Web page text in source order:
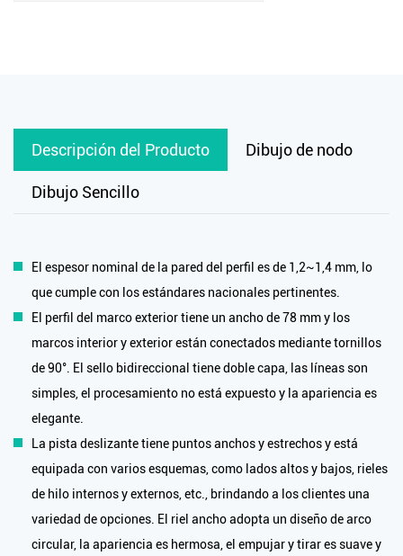
Descripción del Producto Dibujo de nodo
Dibujo Sencillo
El espesor nominal de la pared del perfil es de 1,2~1,4 mm, lo
que cumple con los estándares nacionales pertinentes.
El perfil del marco exterior tiene un ancho de 78 mm y los
marcos interior y exterior están conectados mediante tornillos
de 90°. El sello bidireccional tiene doble capa, las líneas son
simples, el procesamiento no está expuesto y la apariencia es
elegante.
La pista deslizante tiene puntos anchos y estrechos y está
equipada con varios esquemas, como lados altos y bajos, rieles
de hilo internos y externos, etc., brindando a los clientes una
variedad de opciones. El riel ancho adopta un diseño de arco
circular, la apariencia es hermosa, el empujar y tirar es suave y